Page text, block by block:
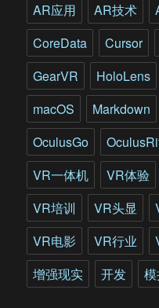
AR应用
AR技术
CoreData
Cursor
GearVR
HoloLens
macOS
Markdown
OculusGo
VR一体机
VR体验
VR培训
VR头显
VR电影
VR行业
增强现实
开发